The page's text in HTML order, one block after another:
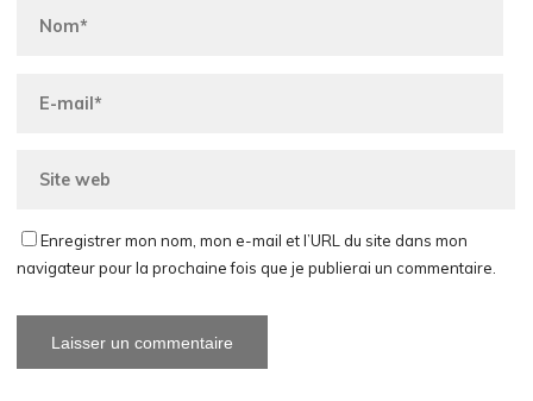
Enregistrer mon nom, mon e-mail et l’URL du site dans mon
navigateur pour la prochaine fois que je publierai un commentaire.